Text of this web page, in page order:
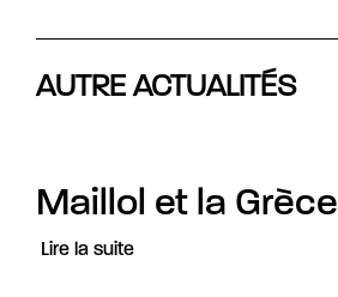
AUTRE ACTUALITÉS
Maillol et la Grèce
Lire la suite